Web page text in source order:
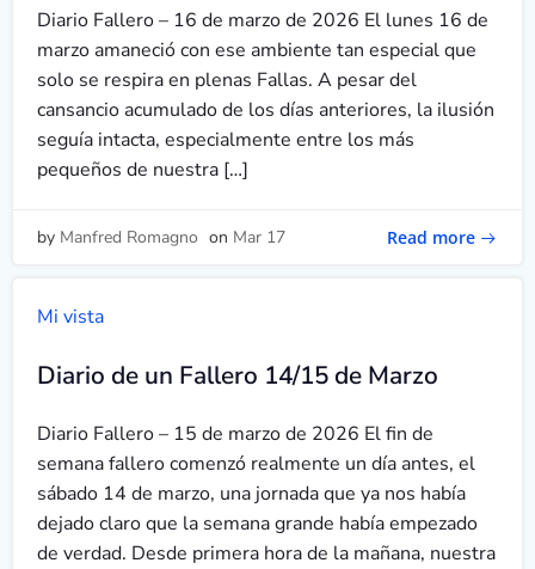
Diario Fallero – 16 de marzo de 2026 El lunes 16 de
marzo amaneció con ese ambiente tan especial que
solo se respira en plenas Fallas. A pesar del
cansancio acumulado de los días anteriores, la ilusión
seguía intacta, especialmente entre los más
pequeños de nuestra […]
by Manfred Romagno on Mar 17 Read more
Mi vista
Diario de un Fallero 14/15 de Marzo
Diario Fallero – 15 de marzo de 2026 El fin de
semana fallero comenzó realmente un día antes, el
sábado 14 de marzo, una jornada que ya nos había
dejado claro que la semana grande había empezado
de verdad. Desde primera hora de la mañana, nuestra